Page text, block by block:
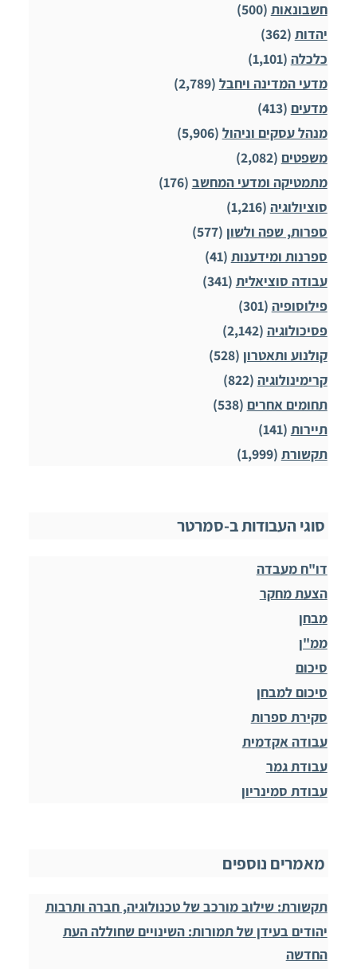
חשבונאות (500)
יהדות (362)
כלכלה (1,101)
מדעי המדינה ויחבל (2,789)
מדעים (413)
מנהל עסקים וניהול (5,906)
משפטים (2,082)
מתמטיקה ומדעי המחשב (176)
סוציולוגיה (1,216)
ספרות, שפה ולשון (577)
ספרנות ומידענות (41)
עבודה סוציאלית (341)
פילוסופיה (301)
פסיכולוגיה (2,142)
קולנוע ותאטרון (528)
קרימינולוגיה (822)
תחומים אחרים (538)
תיירות (141)
תקשורת (1,999)
סוגי העבודות ב-סמרטר
דו"ח מעבדה
הצעת מחקר
מבחן
ממ"ן
סיכום
סיכום למבחן
סקירת ספרות
עבודה אקדמית
עבודת גמר
עבודת סמינריון
מאמרים נוספים
תקשורת: שילוב מורכב של טכנולוגיה, חברה ותרבות
יהודים בעידן של תמורות: השינויים שחוללה העת
החדשה